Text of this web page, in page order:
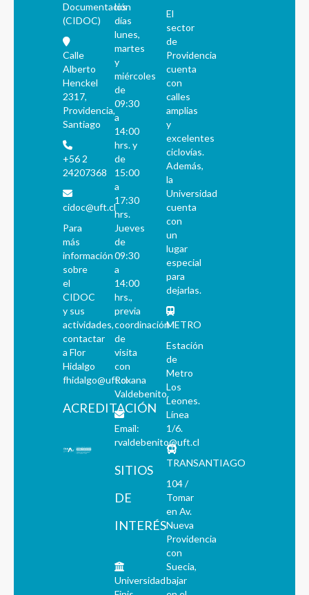
Documentación
(CIDOC)
Calle
Alberto
Henckel
2317,
Providencia,
Santiago
+56 2
24207368
cidoc@uft.cl
Para
más
información
sobre
el
CIDOC
y sus
actividades,
contactar
a Flor
Hidalgo
fhidalgo@uft.cl
ACREDITACIÓN
los
días
lunes,
martes
y
miércoles
de
09:30
a
14:00
hrs. y
de
15:00
a
17:30
hrs.
Jueves
de
09:30
a
14:00
hrs.,
previa
coordinación
de
visita
con
Roxana
Valdebenito.
Email:
rvaldebenito@uft.cl
SITIOS
DE
INTERÉS
Universidad
El
sector
de
Providencia
cuenta
con
calles
amplias
y
excelentes
ciclovías.
Además,
la
Universidad
cuenta
con
un
lugar
especial
para
dejarlas.
METRO
Estación
de
Metro
Los
Leones.
Línea
1/6.
TRANSANTIAGO
104 /
Tomar
en Av.
Nueva
Providencia
con
Suecia,
bajar